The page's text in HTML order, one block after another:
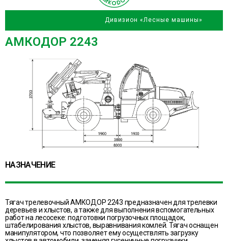
Дивизион «Лесные машины»
АМКОДОР 2243
НАЗНАЧЕНИЕ
Тягач трелевочный АМКОДОР 2243 предназначен для трелевки
деревьев и хлыстов, а также для выполнения вспомогательных
работ на лесосеке: подготовки погрузочных площадок,
штабелирования хлыстов, выравнивания комлей. Тягач оснащен
манипулятором, что позволяет ему осуществлять загрузку